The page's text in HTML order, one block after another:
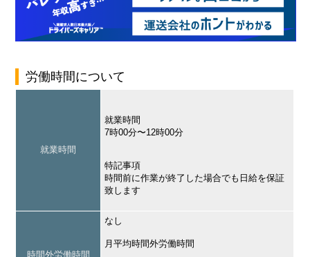
労働時間について
就業時間
就業時間
7時00分〜12時00分
特記事項
時間前に作業が終了した場合でも日給を保証
致します
時間外労働時間
なし
月平均時間外労働時間